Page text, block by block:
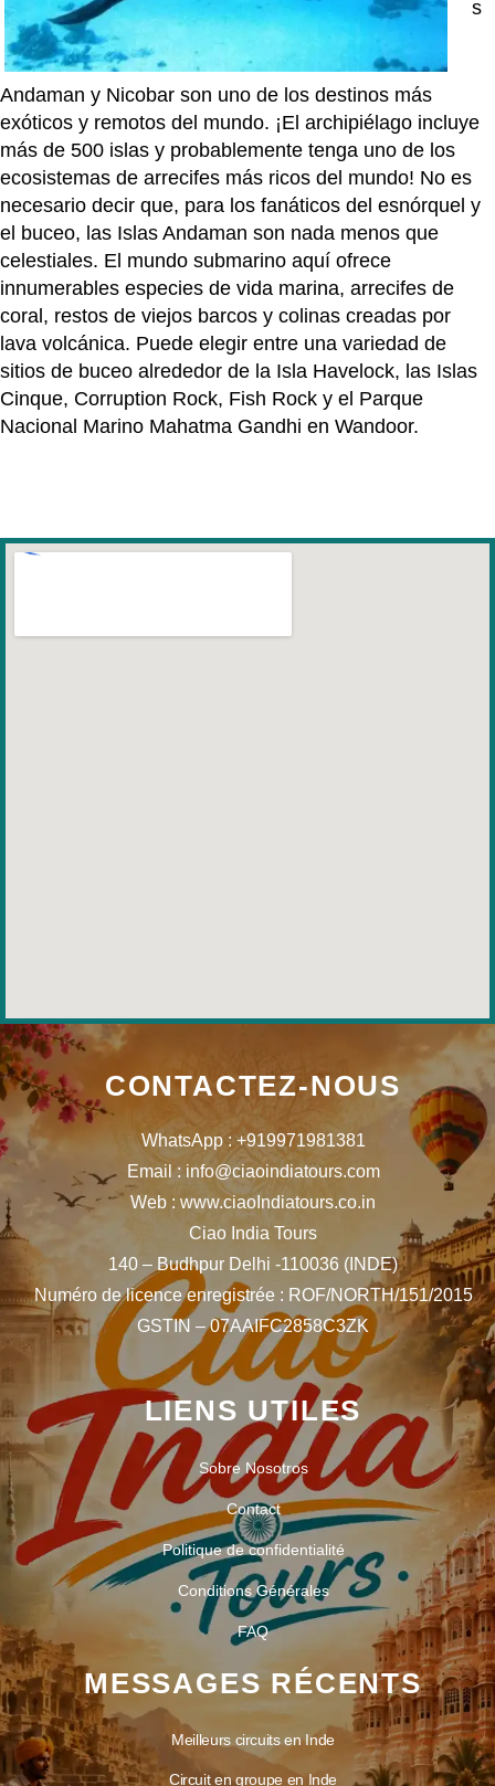
s
Andaman y Nicobar son uno de los destinos más
exóticos y remotos del mundo. ¡El archipiélago incluye
más de 500 islas y probablemente tenga uno de los
ecosistemas de arrecifes más ricos del mundo! No es
necesario decir que, para los fanáticos del esnórquel y
el buceo, las Islas Andaman son nada menos que
celestiales. El mundo submarino aquí ofrece
innumerables especies de vida marina, arrecifes de
coral, restos de viejos barcos y colinas creadas por
lava volcánica. Puede elegir entre una variedad de
sitios de buceo alrededor de la Isla Havelock, las Islas
Cinque, Corruption Rock, Fish Rock y el Parque
Nacional Marino Mahatma Gandhi en Wandoor.
CONTACTEZ-NOUS
WhatsApp : +919971981381
Email : info@ciaoindiatours.com
Web : www.ciaoIndiatours.co.in
Ciao India Tours
140 – Budhpur Delhi -110036 (INDE)
Numéro de licence enregistrée : ROF/NORTH/151/2015
GSTIN – 07AAIFC2858C3ZK
LIENS UTILES
Sobre Nosotros
Contact
Politique de confidentialité
Conditions Générales
FAQ
MESSAGES RÉCENTS
Meilleurs circuits en Inde
Circuit en groupe en Inde